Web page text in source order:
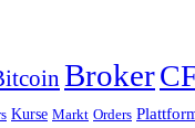
Broker
Kurse Markt Orders